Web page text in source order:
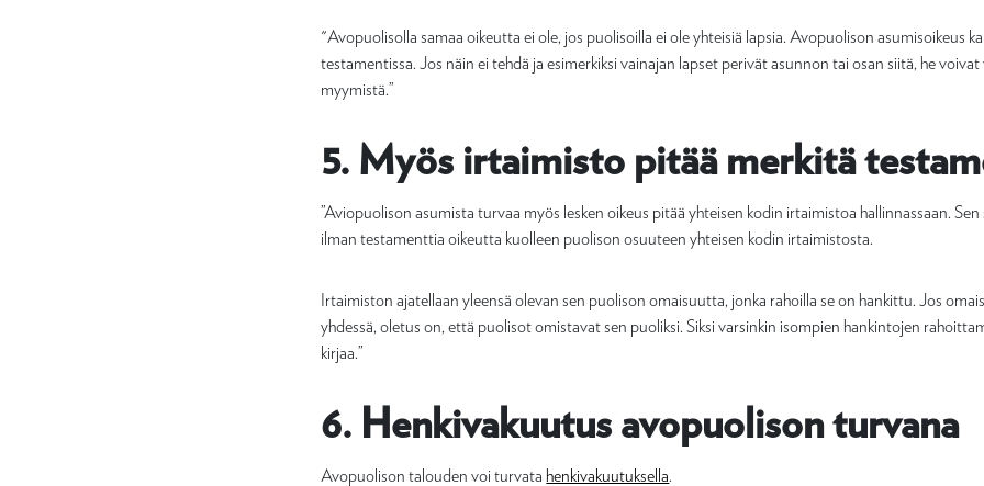
"Avopuolisolla samaa oikeutta ei ole, jos puolisoilla ei ole yhteisiä lapsia. Avopuolison asumisoikeus
testamentissa. Jos näin ei tehdä ja esimerkiksi vainajan lapset perivät asunnon tai osan siitä, he
myymistä.”
5. Myös irtaimisto pitää merkitä
”Aviopuolison asumista turvaa myös lesken oikeus pitää yhteisen kodin irtaimistoa hallinnassaan.
ilman testamenttia oikeutta kuolleen puolison osuuteen yhteisen kodin irtaimistosta.
Irtaimiston ajatellaan yleensä olevan sen puolison omaisuutta, jonka rahoilla se on hankittu. Jos
yhdessä, oletus on, että puolisot omistavat sen puoliksi. Siksi varsinkin isompien hankintojen
kirjaa.”
6. Henkivakuutus avopuolison turvana
Avopuolison talouden voi turvata henkivakuutuksella.